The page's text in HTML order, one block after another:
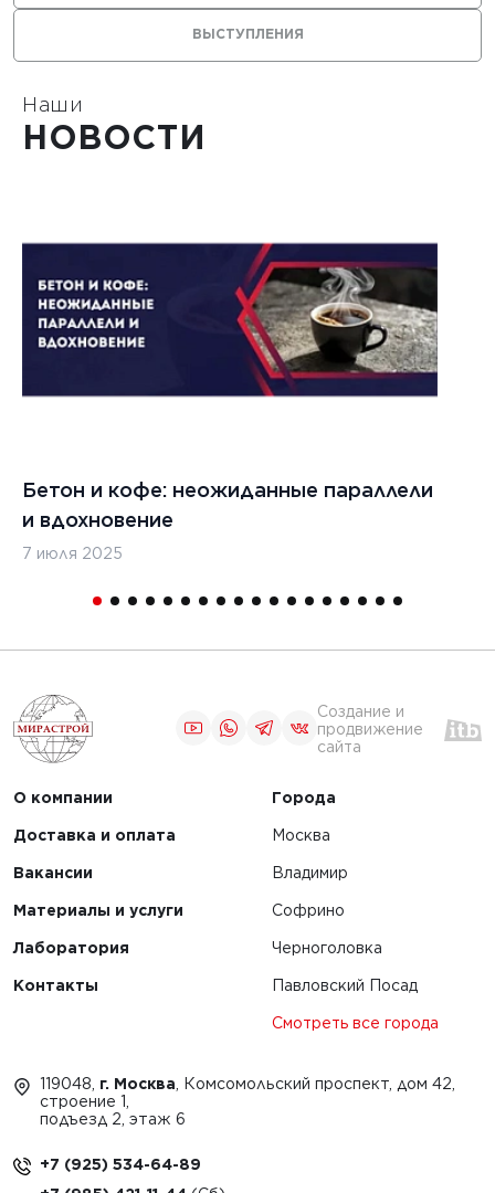
ВЫСТУПЛЕНИЯ
Наши
НОВОСТИ
Бетон и кофе: неожиданные параллели
и вдохновение
7 июля 2025
Создание и
продвижение
сайта
О компании
Доставка и оплата
Вакансии
Материалы и услуги
Лаборатория
Контакты
Города
Москва
Владимир
Софрино
Черноголовка
Павловский Посад
Смотреть все города
119048, г. Москва , Комсомольский проспект, дом 42,
строение 1,
подъезд 2, этаж 6
+7 (925) 534-64-89